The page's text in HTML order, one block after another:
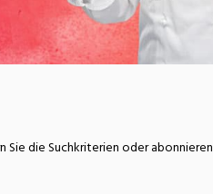
Sie die Suchkriterien oder